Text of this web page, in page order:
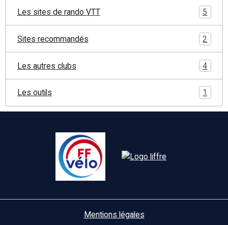
Les sites de rando VTT 5
Sites recommandés 2
Les autres clubs 4
Les outils 1
Mentions légales